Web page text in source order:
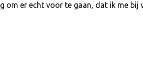
er echt voor te gaan, dat ik me bij